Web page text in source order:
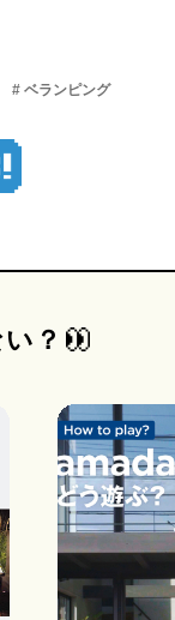
# ベランピング
い？